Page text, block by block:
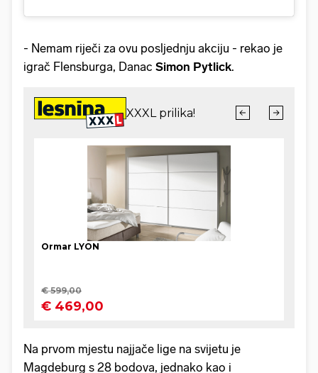
- Nemam riječi za ovu posljednju akciju - rekao je
igrač Flensburga, Danac Simon Pytlick.
Na prvom mjestu najjače lige na svijetu je
Magdeburg s 28 bodova, jednako kao i